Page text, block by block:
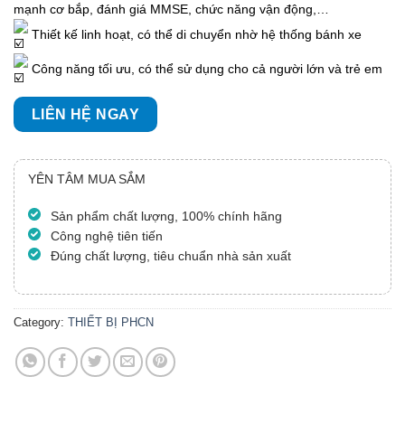
mạnh cơ bắp, đánh giá MMSE, chức năng vận động,…
Thiết kế linh hoạt, có thể di chuyển nhờ hệ thống bánh xe
Công năng tối ưu, có thể sử dụng cho cả người lớn và trẻ em
LIÊN HỆ NGAY
YÊN TÂM MUA SẮM
Sản phẩm chất lượng, 100% chính hãng
Công nghệ tiên tiến
Đúng chất lượng, tiêu chuẩn nhà sản xuất
Category: THIẾT BỊ PHCN